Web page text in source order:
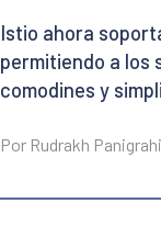
Istio ahora
permitiendo a los
comodines y
Por Rudrakh